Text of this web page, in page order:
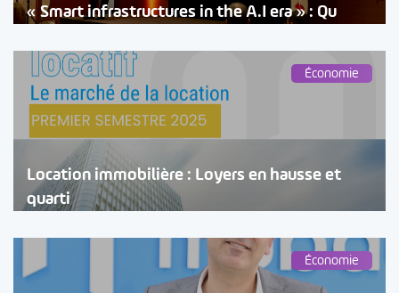
« Smart infrastructures in the A.I era » : Qu
Économie
Location immobilière : Loyers en hausse et
quarti
Économie